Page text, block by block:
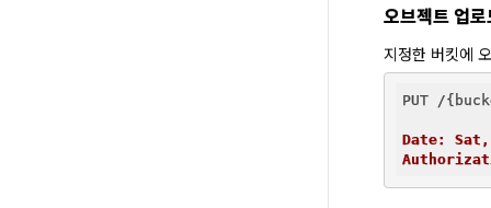
오브젝트 업
지정한 버킷에
PUT /
Date: Sat,